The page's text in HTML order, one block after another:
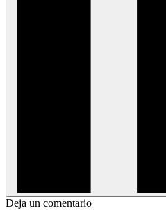
Deja un comentario